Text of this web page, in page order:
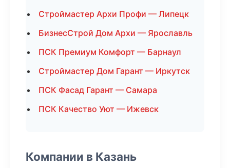
Строймастер Архи Профи — Липецк
БизнесСтрой Дом Архи — Ярославль
ПСК Премиум Комфорт — Барнаул
Строймастер Дом Гарант — Иркутск
ПСК Фасад Гарант — Самара
ПСК Качество Уют — Ижевск
Компании в Казань